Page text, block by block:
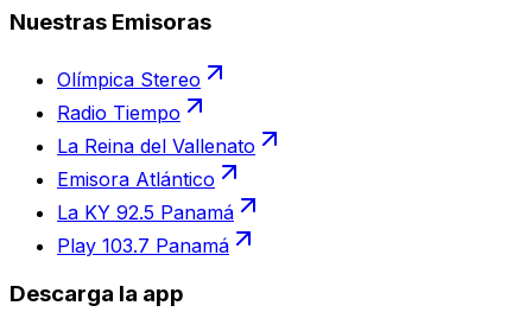
Nuestras Emisoras
Olímpica Stereo
Radio Tiempo
La Reina del Vallenato
Emisora Atlántico
La KY 92.5 Panamá
Play 103.7 Panamá
Descarga la app